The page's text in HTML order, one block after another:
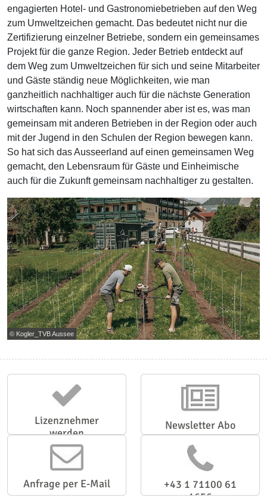
engagierten Hotel- und Gastronomiebetrieben auf den Weg
zum Umweltzeichen gemacht. Das bedeutet nicht nur die
Zertifizierung einzelner Betriebe, sondern ein gemeinsames
Projekt für die ganze Region. Jeder Betrieb entdeckt auf
dem Weg zum Umweltzeichen für sich und seine Mitarbeiter
und Gäste ständig neue Möglichkeiten, wie man
ganzheitlich nachhaltiger auch für die nächste Generation
wirtschaften kann. Noch spannender aber ist es, was man
gemeinsam mit anderen Betrieben in der Region oder auch
mit der Jugend in den Schulen der Region bewegen kann.
So hat sich das Ausseerland auf einen gemeinsamen Weg
gemacht, den Lebensraum für Gäste und Einheimische
auch für die Zukunft gemeinsam nachhaltiger zu gestalten.
© Kogler_TVB Aussee
Lizenznehmer
werden
Newsletter Abo
Anfrage per E-Mail
+43 1 71100 61
1656